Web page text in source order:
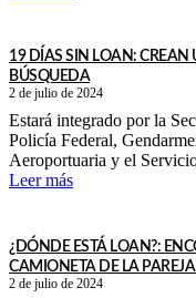
19 DÍAS SIN LOAN:
BÚSQUEDA
2 de julio de 2024
Estará integrado por la
Policía Federal,
Aeroportuaria y el
Leer más
¿DÓNDE ESTÁ LOAN?:
CAMIONETA DE LA
2 de julio de 2024